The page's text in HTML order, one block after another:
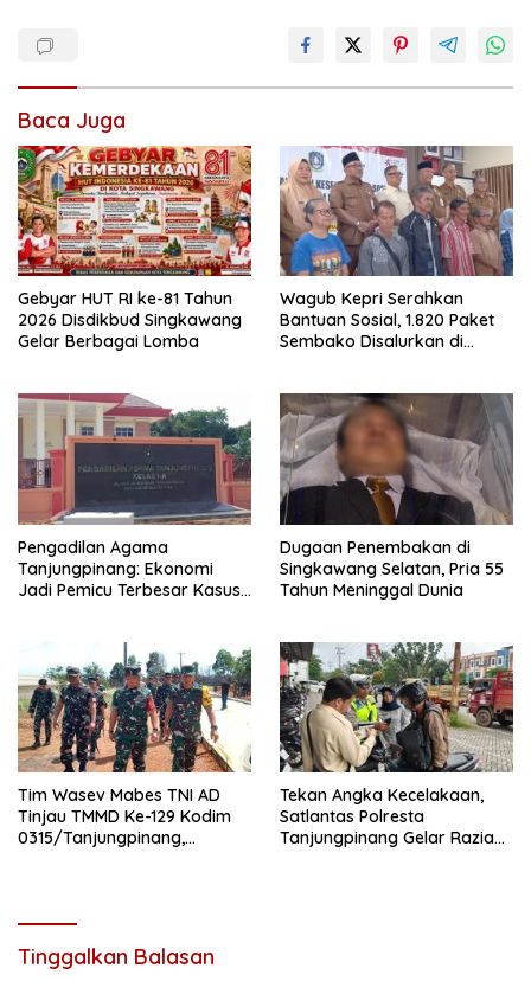
Baca Juga
Gebyar HUT RI ke-81 Tahun
2026 Disdikbud Singkawang
Gelar Berbagai Lomba
Wagub Kepri Serahkan
Bantuan Sosial, 1.820 Paket
Sembako Disalurkan di
Pengadilan Agama
Tanjungpinang: Ekonomi
Jadi Pemicu Terbesar Kasus
Dugaan Penembakan di
Singkawang Selatan, Pria 55
Tahun Meninggal Dunia
Tim Wasev Mabes TNI AD
Tinjau TMMD Ke-129 Kodim
0315/Tanjungpinang,
Tekan Angka Kecelakaan,
Satlantas Polresta
Tanjungpinang Gelar Razia
Tinggalkan Balasan